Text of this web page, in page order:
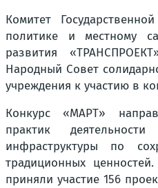
Комитет
политике и местному
развития
Народный Совет
учреждения к участию в
Конкурс «МАРТ»
практик
инфраструктуры по
традиционных
приняли участие 156